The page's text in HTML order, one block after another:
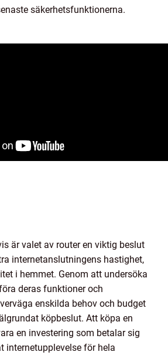
säkerhetsfunktionerna.
är valet av router en viktig beslut
internetanslutningens hastighet,
i hemmet. Genom att undersöka
deras funktioner och
enskilda behov och budget
köpbeslut. Att köpa en
en investering som betalar sig
internetupplevelse för hela